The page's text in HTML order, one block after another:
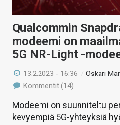
Qualcommin
modeemi on
5G NR-Light -
13.2.2023 - 16:36 /Oskari
Kommentit (14)
Modeemi on suunniteltu
kevyempiä 5G-yhteyksiä